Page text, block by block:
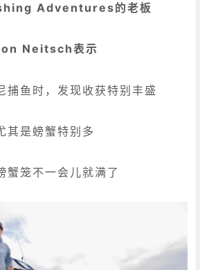
Adventures的老板
Neitsch表示
捕鱼时，发现收获特别丰盛
其是螃蟹特别多
蟹笼不一会儿就满了